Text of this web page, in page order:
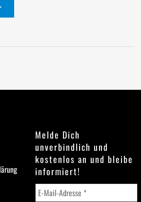
Melde Dich
unverbindlich und
kostenlos an und bleibe
informiert!